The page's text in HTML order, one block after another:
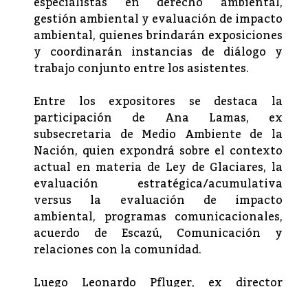
gestión ambiental y evaluación de impacto
ambiental, quienes brindarán exposiciones
y coordinarán instancias de diálogo y
trabajo conjunto entre los asistentes.
Entre los expositores se destaca la
participación de Ana Lamas, ex
subsecretaria de Medio Ambiente de la
Nación, quien expondrá sobre el contexto
actual en materia de Ley de Glaciares, la
evaluación estratégica/acumulativa
versus la evaluación de impacto
ambiental, programas comunicacionales,
acuerdo de Escazú, Comunicación y
relaciones con la comunidad.